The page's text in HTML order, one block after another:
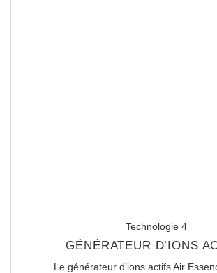
Technologie 4
GÉNÉRATEUR D’IONS
Le générateur d’ions actifs Air